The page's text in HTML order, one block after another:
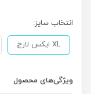
انتخاب سایز:
XL ایکس لارج
ویژگی‌های محصول